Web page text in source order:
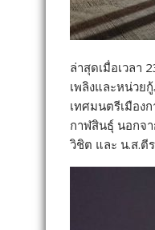
ล่าสุดเมื่อเวลา
เพลิงและหน่วย
เทศมนตรีเมือง
กาฬสินธุ์ นอกจ
วิชิต และ น.ส.ตี